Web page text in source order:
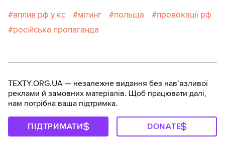
вплив рф у єс мітинг польща
провокації рф
російська пропаганда
TEXTY.ORG.UA — незалежне видання без навʼязливої
реклами й замовних матеріалів. Щоб працювати далі,
нам потрібна ваша підтримка.
ПІДТРИМАТИ DONATE